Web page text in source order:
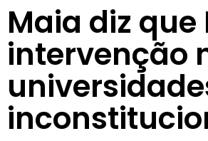
Maia diz que
intervenção